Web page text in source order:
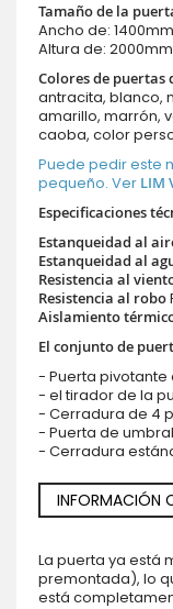
Tamaño de la
Ancho de:
Altura de:
Colores de puertas
antracita, blanco,
amarillo, marrón,
caoba, color
Puede pedir este
pequeño. Ver LIM
Especificaciones
Estanqueidad al
Estanqueidad al
Resistencia al
Resistencia al robo
Aislamiento
El conjunto de
- Puerta pivotante
- el tirador de la
- Cerradura de 4
- Puerta de
- Cerradura
INFORMACIÓN
La puerta ya está
premontada), lo
está